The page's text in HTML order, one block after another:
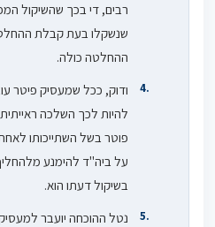
רבים, די בכך שהשיקול
שנשקלו בעת קבלת
ההחלטה כולה.
ודוק, ככל שמעסיק פיטר
להיות לכך השלכה
פוטר בשל השתייכותו
על ביה"ד להימנע
בשיקול דעתו הוא.
נטל ההוכחה יועבר